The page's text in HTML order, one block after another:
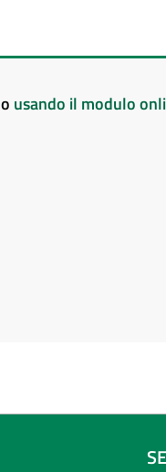
usando il modulo